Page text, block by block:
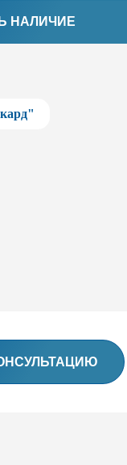
НАЛИЧИЕ